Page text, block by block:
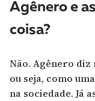
Agênero e
coisa?
Não. Agênero
ou seja, como
na sociedade. Já